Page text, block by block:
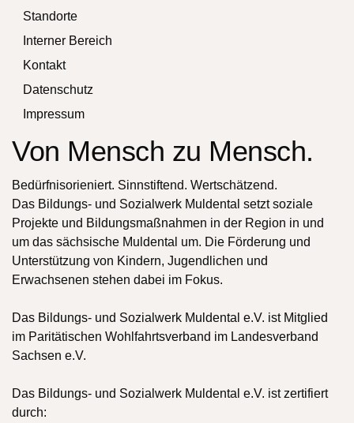
Standorte
Interner Bereich
Kontakt
Datenschutz
Impressum
Von Mensch zu Mensch.
Bedürfnisorieniert. Sinnstiftend. Wertschätzend.
Das Bildungs- und Sozialwerk Muldental setzt soziale
Projekte und Bildungsmaßnahmen in der Region in und
um das sächsische Muldental um. Die Förderung und
Unterstützung von Kindern, Jugendlichen und
Erwachsenen stehen dabei im Fokus.
Das Bildungs- und Sozialwerk Muldental e.V. ist Mitglied
im Paritätischen Wohlfahrtsverband im Landesverband
Sachsen e.V.
Das Bildungs- und Sozialwerk Muldental e.V. ist zertifiert
durch: